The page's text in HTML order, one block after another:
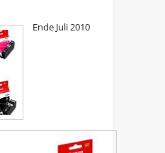
Ende Juli 2010